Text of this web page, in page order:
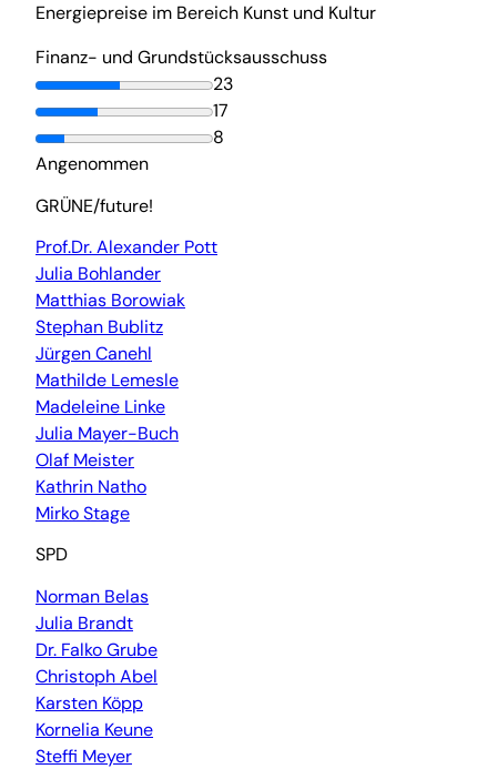
Energiepreise im Bereich Kunst und Kultur
Finanz- und Grundstücksausschuss
23
17
8
Angenommen
GRÜNE/future!
Prof.Dr. Alexander Pott
Julia Bohlander
Matthias Borowiak
Stephan Bublitz
Jürgen Canehl
Mathilde Lemesle
Madeleine Linke
Julia Mayer-Buch
Olaf Meister
Kathrin Natho
Mirko Stage
SPD
Norman Belas
Julia Brandt
Dr. Falko Grube
Christoph Abel
Karsten Köpp
Kornelia Keune
Steffi Meyer